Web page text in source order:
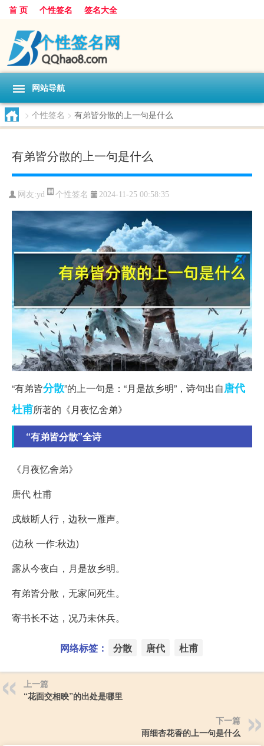
首 页 个性签名 签名大全
网站导航
> 个性签名 > 有弟皆分散的上一句是什么
有弟皆分散的上一句是什么
网友:yd 个性签名 2024-11-25 00:58:35
“有弟皆分散”的上一句是：“月是故乡明”，诗句出自唐代
杜甫所著的《月夜忆舍弟》
“有弟皆分散”全诗
《月夜忆舍弟》
唐代 杜甫
戍鼓断人行，边秋一雁声。
(边秋 一作:秋边)
露从今夜白，月是故乡明。
有弟皆分散，无家问死生。
寄书长不达，况乃未休兵。
网络标签： 分散 唐代 杜甫
上一篇
“花面交相映”的出处是哪里
下一篇
雨细杏花香的上一句是什么